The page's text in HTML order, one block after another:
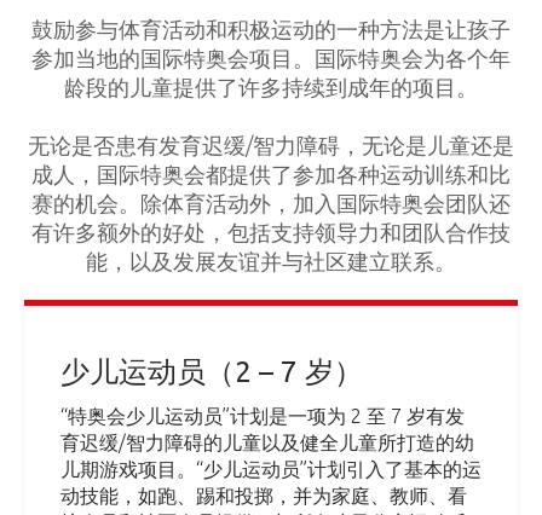
鼓励参与体育活动和积极运动的一种方法是让孩子
参加当地的国际特奥会项目。国际特奥会为各个年
龄段的儿童提供了许多持续到成年的项目。
无论是否患有发育迟缓/智力障碍，无论是儿童还是
成人，国际特奥会都提供了参加各种运动训练和比
赛的机会。除体育活动外，加入国际特奥会团队还
有许多额外的好处，包括支持领导力和团队合作技
能，以及发展友谊并与社区建立联系。
少儿运动员（2 – 7 岁）
“特奥会少儿运动员”计划是一项为 2 至 7 岁有发
育迟缓/智力障碍的儿童以及健全儿童所打造的幼
儿期游戏项目。“少儿运动员”计划引入了基本的运
动技能，如跑、踢和投掷，并为家庭、教师、看